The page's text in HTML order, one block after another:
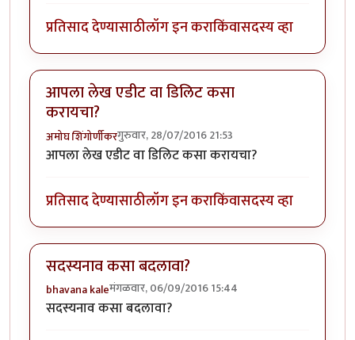
प्रतिसाद देण्यासाठीलॉग इन कराकिंवासदस्य व्हा
आपला लेख एडीट वा डिलिट कसा
करायचा?
अमोघ शिंगोर्णीकरगुरुवार, 28/07/2016 21:53
आपला लेख एडीट वा डिलिट कसा करायचा?
प्रतिसाद देण्यासाठीलॉग इन कराकिंवासदस्य व्हा
सदस्यनाव कसा बदलावा?
bhavana kaleमंगळवार, 06/09/2016 15:44
सदस्यनाव कसा बदलावा?